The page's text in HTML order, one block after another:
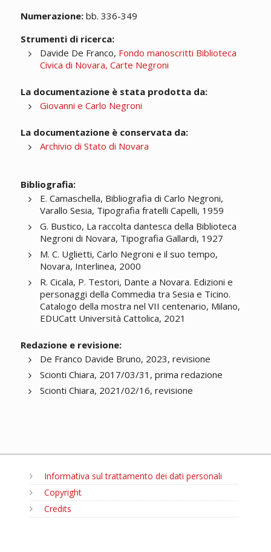
Numerazione:bb. 336-349
Strumenti di ricerca:
Davide De Franco, Fondo manoscritti Biblioteca
Civica di Novara, Carte Negroni
La documentazione è stata prodotta da:
Giovanni e Carlo Negroni
La documentazione è conservata da:
Archivio di Stato di Novara
Bibliografia:
E. Camaschella, Bibliografia di Carlo Negroni,
Varallo Sesia, Tipografia fratelli Capelli, 1959
G. Bustico, La raccolta dantesca della Biblioteca
Negroni di Novara, Tipografia Gallardi, 1927
M. C. Uglietti, Carlo Negroni e il suo tempo,
Novara, Interlinea, 2000
R. Cicala, P. Testori, Dante a Novara. Edizioni e
personaggi della Commedia tra Sesia e Ticino.
Catalogo della mostra nel VII centenario, Milano,
EDUCatt Università Cattolica, 2021
Redazione e revisione:
De Franco Davide Bruno, 2023, revisione
Scionti Chiara, 2017/03/31, prima redazione
Scionti Chiara, 2021/02/16, revisione
Informativa sul trattamento dei dati personali
Copyright
Credits